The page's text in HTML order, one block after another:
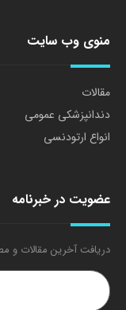
منوی وب سایت
مقالات
دندانپزشکی عمومی
انواع ارتودنسی
عضویت در خبرنامه
دریافت آخرین مقالات و